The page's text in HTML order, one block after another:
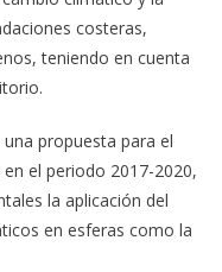
costeras,
teniendo en cuenta
propuesta para el
el periodo 2017-2020,
la aplicación del
en esferas como la